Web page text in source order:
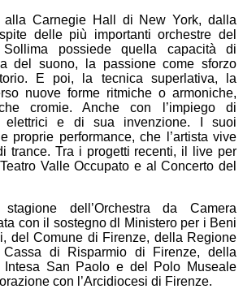
alla Carnegie Hall di New York, dalla
delle più importanti orchestre del
possiede quella capacità di
del suono, la passione come sforzo
E poi, la tecnica superlativa, la
nuove forme ritmiche o armoniche,
cromie. Anche con l’impiego di
elettrici e di sua invenzione. I suoi
proprie performance, che l’artista vive
trance. Tra i progetti recenti, il live per
Valle Occupato e al Concerto del
stagione dell’Orchestra da Camera
con il sostegno dl Ministero per i Beni
del Comune di Firenze, della Regione
Cassa di Risparmio di Firenze, della
Intesa San Paolo e del Polo Museale
con l’Arcidiocesi di Firenze.